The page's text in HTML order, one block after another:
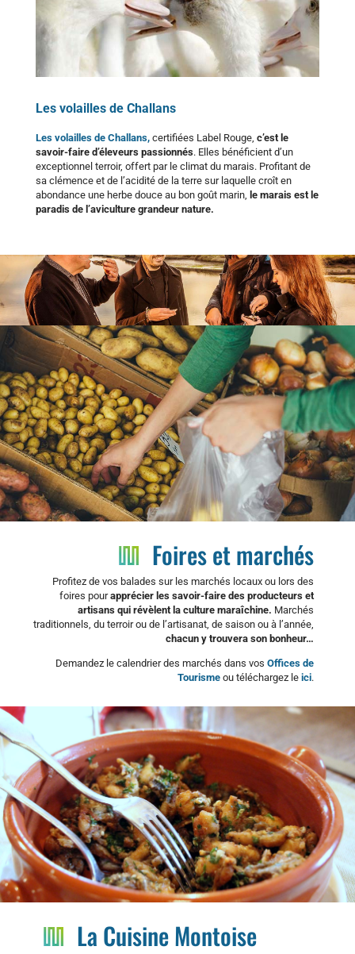
Les volailles de Challans
Les volailles de Challans, certifiées Label Rouge, c’est le
savoir-faire d’éleveurs passionnés. Elles bénéficient d’un
exceptionnel terroir, offert par le climat du marais. Profitant de
sa clémence et de l’acidité de la terre sur laquelle croît en
abondance une herbe douce au bon goût marin, le marais est le
paradis de l’aviculture grandeur nature.
Foires et marchés
Profitez de vos balades sur les marchés locaux ou lors des
foires pourapprécier les savoir-faire des producteurs et
artisans qui révèlent la culture maraîchine. Marchés
traditionnels, du terroir ou de l’artisanat, de saison ou à l’année,
chacun y trouvera son bonheur…
Demandez le calendrier des marchés dans vos Offices de
Tourisme ou téléchargez le ici.
 Marché
 Cuisses de grenouilles – SPL PSJDM Amandine Da Silva Pinto
La Cuisine Montoise